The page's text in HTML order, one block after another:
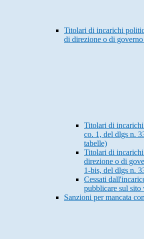
Titolari di incarichi
di direzione o di governo
Titolari di
co. 1, del dlgs n.
tabelle)
Titolari di
direzione o di
1-bis, del dlgs n.
Cessati
pubblicare sul sito
Sanzioni per mancata